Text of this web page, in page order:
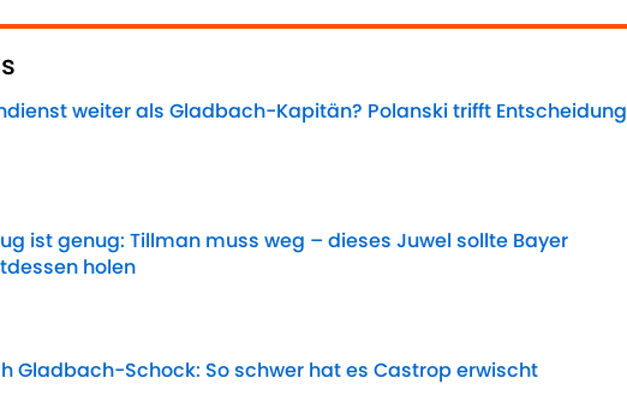
weiter als Gladbach-Kapitän? Polanski trifft Entscheidung
by on Invalid Date
ist genug: Tillman muss weg – dieses Juwel sollte Bayer
holen
Gladbach-Schock: So schwer hat es Castrop erwischt
by on Invalid Date